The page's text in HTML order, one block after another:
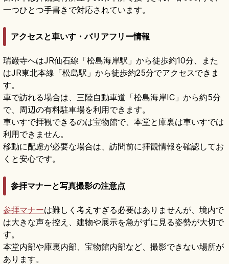
一つひとつ手書きで対応されています。
アクセスと車いす・バリアフリー情報
瑞巌寺へはJR仙石線「松島海岸駅」から徒歩約10分、また
はJR東北本線「松島駅」から徒歩約25分でアクセスできま
す。
車で訪れる場合は、三陸自動車道「松島海岸IC」から約5分
で、周辺の有料駐車場を利用できます。
車いすで拝観できるのは宝物館で、本堂と庫裏は車いすでは
利用できません。
移動に配慮が必要な場合は、訪問前に拝観情報を確認してお
くと安心です。
参拝マナーと写真撮影の注意点
参拝マナーは難しく考えすぎる必要はありませんが、境内で
は大きな声を控え、建物や展示を急がずに見る姿勢が大切で
す。
本堂内部や庫裏内部、宝物館内部など、撮影できない場所が
あります。